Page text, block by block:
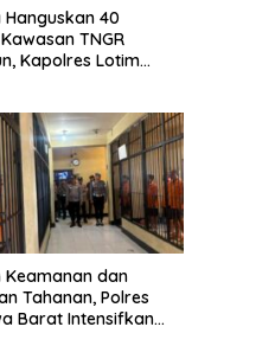
40
TNGR
Kapolres Lotim
Keamanan dan
Tahanan, Polres
Barat Intensifkan